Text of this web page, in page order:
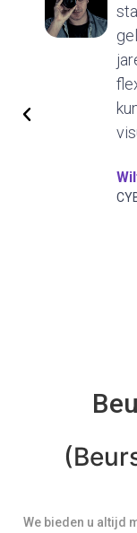
We bieden u altijd